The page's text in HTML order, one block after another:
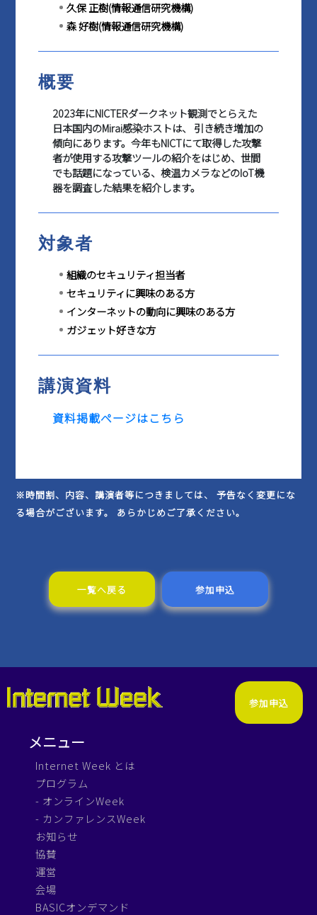
久保 正樹(情報通信研究機構)
森 好樹(情報通信研究機構)
概要
2023年にNICTERダークネット観測でとらえた
日本国内のMirai感染ホストは、 引き続き増加の
傾向にあります。今年もNICTにて取得した攻撃
者が使用する攻撃ツールの紹介をはじめ、世間
でも話題になっている、検温カメラなどのIoT機
器を調査した結果を紹介します。
対象者
組織のセキュリティ担当者
セキュリティに興味のある方
インターネットの動向に興味のある方
ガジェット好きな方
講演資料
資料掲載ページはこちら
※時間割、内容、講演者等につきましては、 予告なく変更にな
る場合がございます。 あらかじめご了承ください。
一覧へ戻る 参加申込
メニュー
Internet Week とは
プログラム
- オンラインWeek
- カンファレンスWeek
お知らせ
協賛
運営
会場
BASICオンデマンド
参加申込